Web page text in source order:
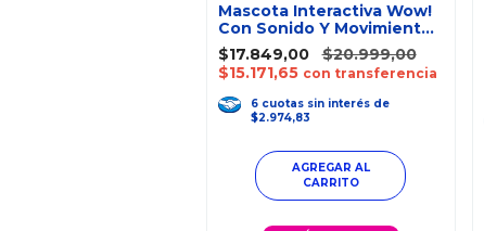
Mascota Interactiva Wow!
Con Sonido Y Movimiento
+ Accesorio
$17.849,00
$20.999,00
$15.171,65 con transferencia
6 cuotas sin interés de
$2.974,83
AGREGAR AL
CARRITO